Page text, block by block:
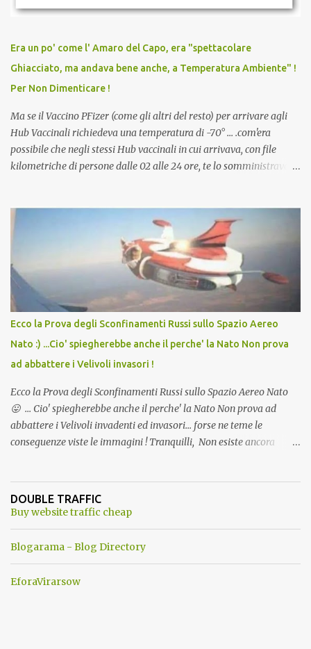
persona cattiva. Non avevamo mai visto un vaccino che minacci le
vaccino usato per minacciare i mezzi di sussistenza, il lavoro o la
scuola. Non avevamo mai visto un vaccino che permettesse a un
dodicenne di ignorare il consenso dei genitori. Dopo tutti i vaccini
che abbiamo elencato sopra...
Era un po' come l' Amaro del Capo, era "spettacolare
Ghiacciato, ma andava bene anche, a Temperatura Ambiente" !
Per Non Dimenticare !
Ma se il Vaccino PFizer (come gli altri del resto) per arrivare agli
Hub Vaccinali richiedeva una temperatura di -70° ... .com'era
possibile che negli stessi Hub vaccinali in cui arrivava, con file
kilometriche di persone dalle 02 alle 24 ore, te lo somministravano
Vaccino come: l' Amaro del Capo, era "spettacolare Ghiacciato, ma
andava bene anche, a Temperatura Ambiente"! Riproponiamo
l'articolo per NON Dimenticare!
Ecco la Prova degli Sconfinamenti Russi sullo Spazio Aereo
Nato :) ...Cio' spiegherebbe anche il perche' la Nato Non prova
ad abbattere i Velivoli invasori !
Ecco la Prova degli Sconfinamenti Russi sullo Spazio Aereo Nato
😛 ... Cio' spiegherebbe anche il perche' la Nato Non prova ad
abbattere i Velivoli invadenti ed invasori... forse ne teme le
conseguenze viste le immagini ! Tranquilli, Non esiste ancora
ancora una fantasia Nato o forse una "False Flag", per provocare
una guerra mondiale che difficilmente da menti sane, potrebbe
DOUBLE TRAFFIC
Buy website traffic cheap
Blogarama - Blog Directory
EforaVirarsow